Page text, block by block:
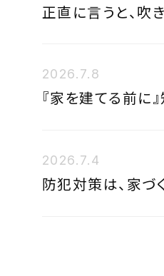
正直に言うと、吹
2026.7.8
『家を建てる前に
2026.7.4
防犯対策は、家づ